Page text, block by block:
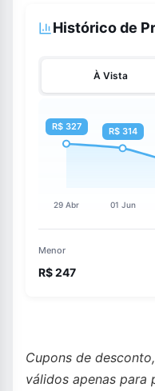
Histórico de
À Vista
Menor
R$ 247
Cupons de
válidos apenas para